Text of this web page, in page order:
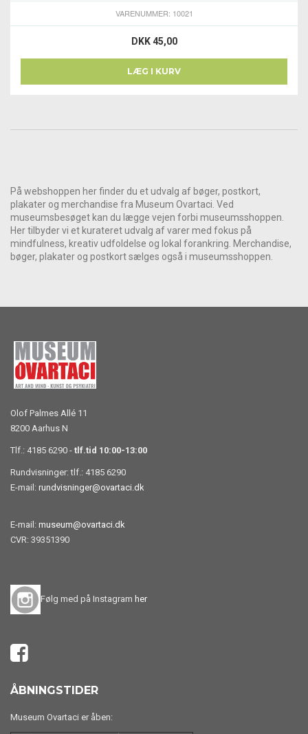
VARENUMMER: 10021
DKK 45,00
LÆG I KURV
På webshoppen her finder du et udvalg af bøger, postkort,
plakater og merchandise fra Museum Ovartaci. Ved
museumsbesøget kan du lægge vejen forbi museumsshoppen.
Her tilbyder vi et kurateret udvalg af varer med fokus på
mindfulness, kreativ udfoldelse og lokal forankring. Merchandise,
bøger, plakater og postkort sælges også i museumsshoppen.
Olof Palmes Allé 11
8200 Aarhus N
Tlf.: 4185 6290 - tlf.tid 10:00-13:00
Rundvisninger: tlf.: 4185 6290
E-mail: rundvisninger@ovartaci.dk
E-mail: museum@ovartaci.dk
CVR: 39351390
Følg med på Instagram her
ÅBNINGSTIDER
Museum Ovartaci er åben: